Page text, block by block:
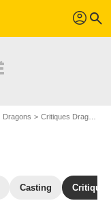
profil search
Dragons Critiques Dragons
Casting